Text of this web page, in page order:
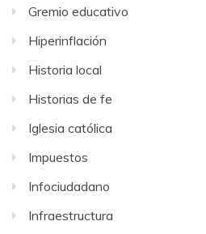
Gremio educativo
Hiperinflación
Historia local
Historias de fe
Iglesia católica
Impuestos
Infociudadano
Infraestructura